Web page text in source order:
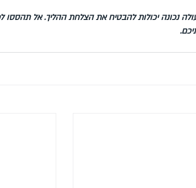
נכונה יכולות להבטיח את הצלחת ההליך. אל תהססו